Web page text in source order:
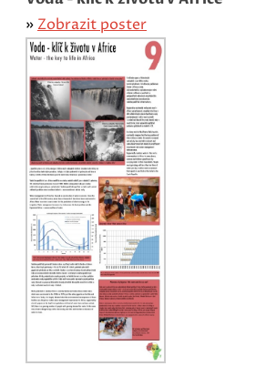
» Zobrazit poster